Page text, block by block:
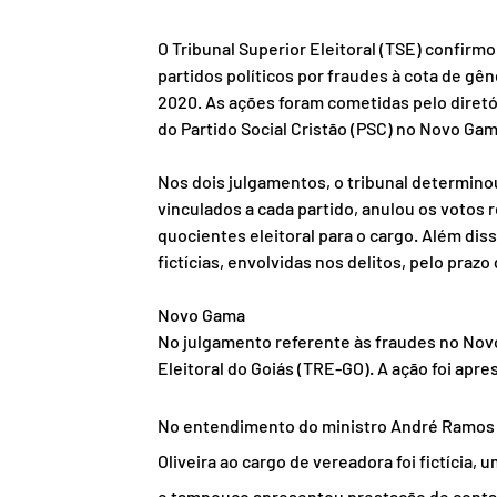
O Tribunal Superior Eleitoral (TSE)
partidos políticos por fraudes à cota de
2020. As ações foram cometidas pelo
do Partido Social Cristão (PSC) no Novo
Nos dois julgamentos, o tribunal
vinculados a cada partido, anulou os
quocientes eleitoral para o cargo. Além
fictícias, envolvidas nos delitos, pelo prazo
Novo Gama
No julgamento referente às fraudes no
Eleitoral do Goiás (TRE-GO). A ação foi
No entendimento do ministro André
Oliveira ao cargo de vereadora foi fictícia,